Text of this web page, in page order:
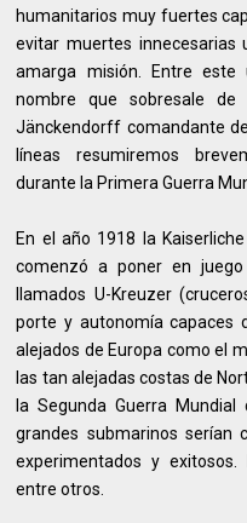
humanitarios muy fuertes
evitar muertes innecesarias
amarga misión. Entre
nombre que sobresale
Jänckendorff comandante
líneas resumiremos
durante la Primera Guerra
En el año 1918 la
comenzó a poner en
llamados U-Kreuzer
porte y autonomía capaces
alejados de Europa como el
las tan alejadas costas de
la Segunda Guerra
grandes submarinos serían
experimentados y exitosos.
entre otros.